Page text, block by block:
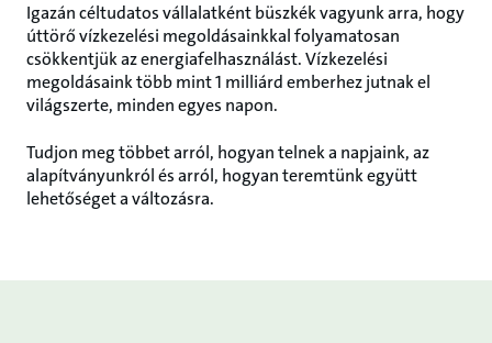
Igazán céltudatos vállalatként büszkék vagyunk arra, hogy
úttörő vízkezelési megoldásainkkal folyamatosan
csökkentjük az energiafelhasználást. Vízkezelési
megoldásaink több mint 1 milliárd emberhez jutnak el
világszerte, minden egyes napon.
Tudjon meg többet arról, hogyan telnek a napjaink, az
alapítványunkról és arról, hogyan teremtünk együtt
lehetőséget a változásra.